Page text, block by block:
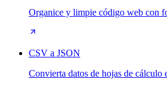
Organice y limpie código web con
CSV a JSON
Convierta datos de hojas de cálculo